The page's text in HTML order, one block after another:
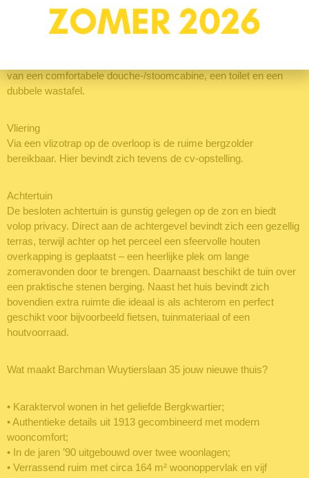
Badkamer
De badkamer is ruim van opzet en dankzij de prettige
van een comfortabele douche-/stoomcabine, een toilet en een
dubbele wastafel.
Vliering
Via een vlizotrap op de overloop is de ruime bergzolder
bereikbaar. Hier bevindt zich tevens de cv-opstelling.
Achtertuin
De besloten achtertuin is gunstig gelegen op de zon en biedt
volop privacy. Direct aan de achtergevel bevindt zich een gezellig
terras, terwijl achter op het perceel een sfeervolle houten
overkapping is geplaatst – een heerlijke plek om lange
zomeravonden door te brengen. Daarnaast beschikt de tuin over
een praktische stenen berging. Naast het huis bevindt zich
bovendien extra ruimte die ideaal is als achterom en perfect
geschikt voor bijvoorbeeld fietsen, tuinmateriaal of een
houtvoorraad.
Wat maakt Barchman Wuytierslaan 35 jouw nieuwe thuis?
• Karaktervol wonen in het geliefde Bergkwartier;
• Authentieke details uit 1913 gecombineerd met modern
wooncomfort;
• In de jaren ’90 uitgebouwd over twee woonlagen;
• Verrassend ruim met circa 164 m² woonoppervlak en vijf